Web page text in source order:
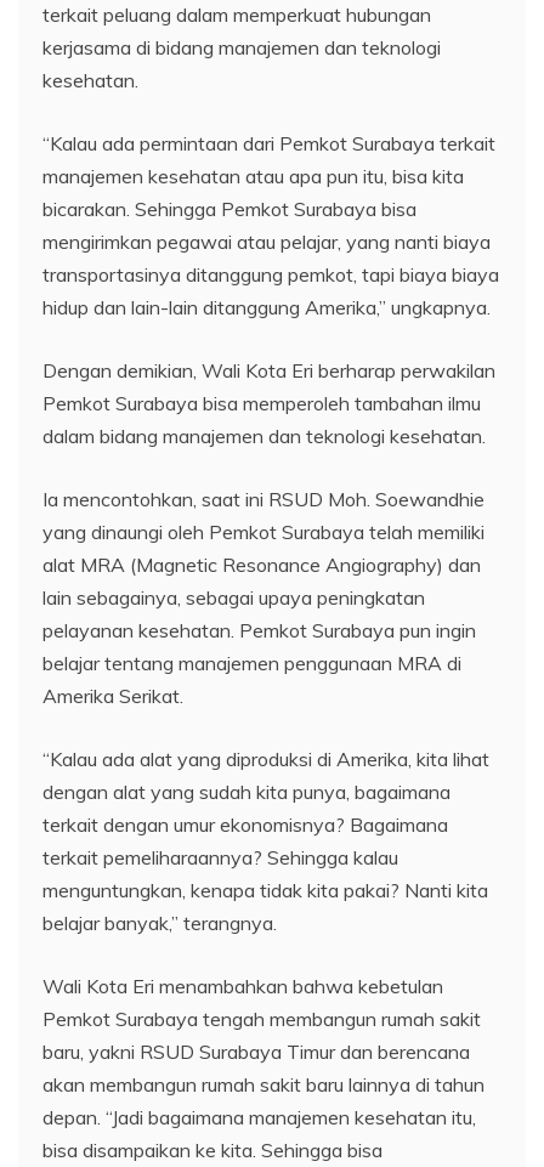
terkait peluang dalam memperkuat hubungan
kerjasama di bidang manajemen dan teknologi
kesehatan.
“Kalau ada permintaan dari Pemkot Surabaya terkait
manajemen kesehatan atau apa pun itu, bisa kita
bicarakan. Sehingga Pemkot Surabaya bisa
mengirimkan pegawai atau pelajar, yang nanti biaya
transportasinya ditanggung pemkot, tapi biaya biaya
hidup dan lain-lain ditanggung Amerika,” ungkapnya.
Dengan demikian, Wali Kota Eri berharap perwakilan
Pemkot Surabaya bisa memperoleh tambahan ilmu
dalam bidang manajemen dan teknologi kesehatan.
Ia mencontohkan, saat ini RSUD Moh. Soewandhie
yang dinaungi oleh Pemkot Surabaya telah memiliki
alat MRA (Magnetic Resonance Angiography) dan
lain sebagainya, sebagai upaya peningkatan
pelayanan kesehatan. Pemkot Surabaya pun ingin
belajar tentang manajemen penggunaan MRA di
Amerika Serikat.
“Kalau ada alat yang diproduksi di Amerika, kita lihat
dengan alat yang sudah kita punya, bagaimana
terkait dengan umur ekonomisnya? Bagaimana
terkait pemeliharaannya? Sehingga kalau
menguntungkan, kenapa tidak kita pakai? Nanti kita
belajar banyak,” terangnya.
Wali Kota Eri menambahkan bahwa kebetulan
Pemkot Surabaya tengah membangun rumah sakit
baru, yakni RSUD Surabaya Timur dan berencana
akan membangun rumah sakit baru lainnya di tahun
depan. “Jadi bagaimana manajemen kesehatan itu,
bisa disampaikan ke kita. Sehingga bisa